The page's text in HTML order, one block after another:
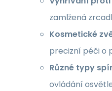
zamlžená
Kosmetické
precizní péči o
Různé typy
ovládání